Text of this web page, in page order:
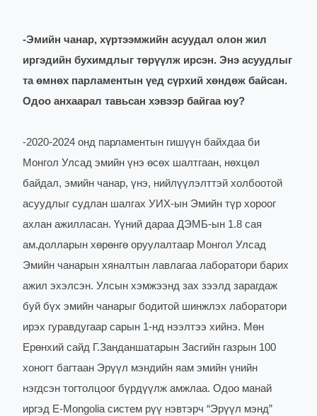
-Эмийн чанар, хүртээмжийн асуудал олон жил
иргэдийн бухимдлыг төрүүлж ирсэн. Энэ асуудлыг
та өмнөх парламентын үед сүрхий хөндөж байсан.
Одоо анхаарал тавьсан хэвээр байгаа юу?
-2020-2024 онд парламентын гишүүн байхдаа би
Монгол Улсад эмийн үнэ өсөх шалтгаан, нөхцөл
байдал, эмийн чанар, үнэ, нийлүүлэлттэй холбоотой
асуудлыг судлан шалгах УИХ-ын Эмийн түр хороог
ахлан ажилласан. Үүний дараа ДЭМБ-ын 1.8 сая
ам.долларын хөрөнгө оруулалтаар Монгол Улсад
Эмийн чанарын хяналтын лавлагаа лаборатори барих
ажил эхэлсэн. Улсын хэмжээнд зах зээлд зарагдаж
буй бүх эмийн чанарыг бодитой шинжлэх лаборатори
ирэх гуравдугаар сарын 1-нд нээлтээ хийнэ. Мөн
Ерөнхий сайд Г.Занданшатарын Засгийн газрын 100
хоногт багтаан Эрүүл мэндийн яам эмийн үнийн
нэгдсэн тогтолцоог бүрдүүлж амжлаа. Одоо манай
иргэд E-Mongоlia систем рүү нэвтэрч “Эрүүл мэнд”